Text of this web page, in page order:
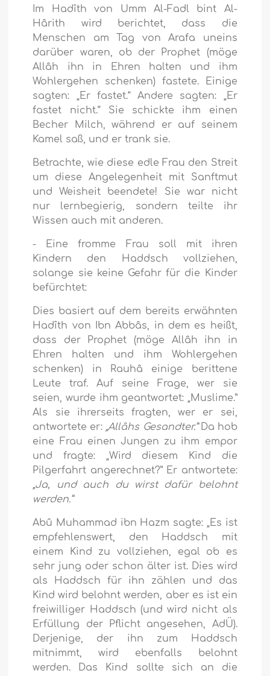
Im Hadîth von Umm Al-Fadl bint Al-
Hârith wird berichtet, dass die
Menschen am Tag von Arafa uneins
darüber waren, ob der Prophet (möge
Allâh ihn in Ehren halten und ihm
Wohlergehen schenken) fastete. Einige
sagten: „Er fastet.“ Andere sagten: „Er
fastet nicht.“ Sie schickte ihm einen
Becher Milch, während er auf seinem
Kamel saß, und er trank sie.
Betrachte, wie diese edle Frau den Streit
um diese Angelegenheit mit Sanftmut
und Weisheit beendete! Sie war nicht
nur lernbegierig, sondern teilte ihr
Wissen auch mit anderen.
- Eine fromme Frau soll mit ihren
Kindern den Haddsch vollziehen,
solange sie keine Gefahr für die Kinder
befürchtet:
Dies basiert auf dem bereits erwähnten
Hadîth von Ibn Abbâs, in dem es heißt,
dass der Prophet (möge Allâh ihn in
Ehren halten und ihm Wohlergehen
schenken) in Rauhâ einige berittene
Leute traf. Auf seine Frage, wer sie
seien, wurde ihm geantwortet: „Muslime.”
Als sie ihrerseits fragten, wer er sei,
antwortete er: „Allâhs Gesandter.”Da hob
eine Frau einen Jungen zu ihm empor
und fragte: „Wird diesem Kind die
Pilgerfahrt angerechnet?” Er antwortete:
„Ja, und auch du wirst dafür belohnt
werden.”
Abû Muhammad ibn Hazm sagte: „Es ist
empfehlenswert, den Haddsch mit
einem Kind zu vollziehen, egal ob es
sehr jung oder schon älter ist. Dies wird
als Haddsch für ihn zählen und das
Kind wird belohnt werden, aber es ist ein
freiwilliger Haddsch (und wird nicht als
Erfüllung der Pflicht angesehen, AdÜ).
Derjenige, der ihn zum Haddsch
mitnimmt, wird ebenfalls belohnt
werden. Das Kind sollte sich an die